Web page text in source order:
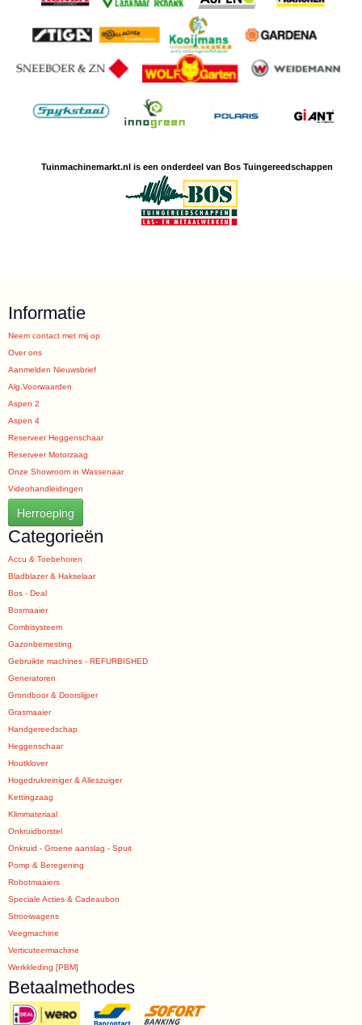
Tuinmachinemarkt.nl is een onderdeel van Bos Tuingereedschappen
Informatie
Neem contact met mij op
Over ons
Aanmelden Nieuwsbrief
Alg.Voorwaarden
Aspen 2
Aspen 4
Reserveer Heggenschaar
Reserveer Motorzaag
Onze Showroom in Wassenaar
Videohandleidingen
Herroeping
Categorieën
Accu & Toebehoren
Bladblazer & Hakselaar
Bos - Deal
Bosmaaier
Combisysteem
Gazonbemesting
Gebruikte machines - REFURBISHED
Generatoren
Grondboor & Doorslijper
Grasmaaier
Handgereedschap
Heggenschaar
Houtklover
Hogedrukreiniger & Alleszuiger
Kettingzaag
Klimmateriaal
Onkruidborstel
Onkruid - Groene aanslag - Spuit
Pomp & Beregening
Robotmaaiers
Speciale Acties & Cadeaubon
Strooiwagens
Veegmachine
Verticuteermachine
Werkkleding [PBM]
Betaalmethodes